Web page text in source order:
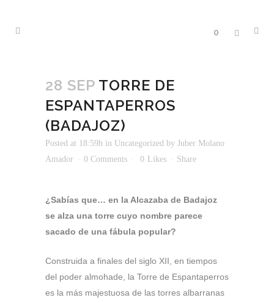
0
28 SEP TORRE DE
ESPANTAPERROS
(BADAJOZ)
Posted at 18:59h in Uncategorized by Juber Molano
Amador
0 Comments 0 Likes Share
¿Sabías que… en la Alcazaba de Badajoz
se alza una torre cuyo nombre parece
sacado de una fábula popular?
Construida a finales del siglo XII, en tiempos
del poder almohade, la Torre de Espantaperros
es la más majestuosa de las torres albarranas